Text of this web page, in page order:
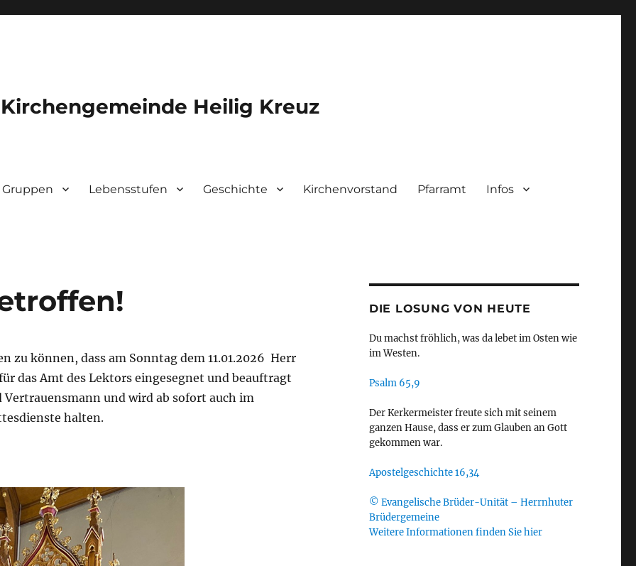
Heilig Kreuz
Gruppen Lebensstufen Geschichte Kirchenvorstand Pfarramt Infos
zu können, dass am Sonntag dem 11.01.2026 Herr
das Amt des Lektors eingesegnet und beauftragt
und wird ab sofort auch im
halten.
DIE LOSUNG VON HEUTE
Du machst fröhlich, was da lebet im Osten wie
im Westen.
Psalm 65,9
Der Kerkermeister freute sich mit seinem
ganzen Hause, dass er zum Glauben an Gott
gekommen war.
Apostelgeschichte 16,34
© Evangelische Brüder-Unität – Herrnhuter
Brüdergemeine
Weitere Informationen finden Sie hier